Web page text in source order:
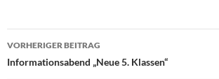
Beitragsnavigation
VORHERIGER BEITRAG
Informationsabend „Neue 5. Klassen“